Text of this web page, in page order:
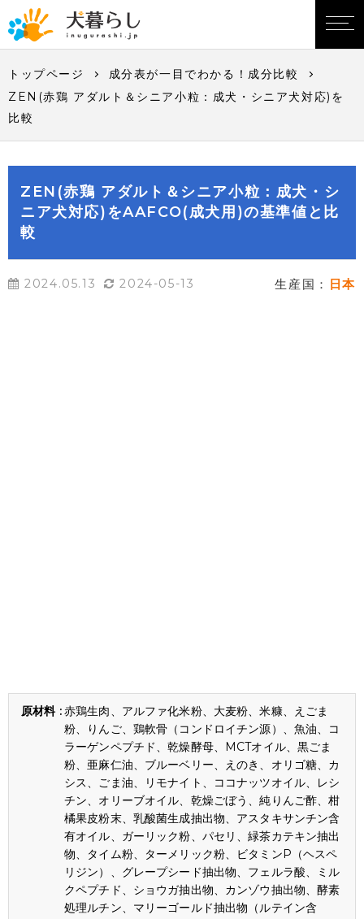
トップページ
成分表が一目でわかる！成分比較
ZEN(赤鶏 アダルト＆シニア小粒：成犬・シニア犬対応)を
比較
ZEN(赤鶏 アダルト＆シニア小粒：成犬・シ
ニア犬対応)をAAFCO(成犬用)の基準値と比
較
2024.05.13 2024-05-13 生産国： 日本
赤鶏生肉、アルファ化米粉、大麦粉、米糠、えごま
粉、りんご、鶏軟骨（コンドロイチン源）、魚油、コ
ラーゲンペプチド、乾燥酵母、MCTオイル、黒ごま
粉、亜麻仁油、ブルーベリー、えのき、オリゴ糖、カ
シス、ごま油、リモナイト、ココナッツオイル、レシ
チン、オリーブオイル、乾燥ごぼう、純りんご酢、柑
橘果皮粉末、乳酸菌生成抽出物、アスタキサンチン含
有オイル、ガーリック粉、パセリ、緑茶カテキン抽出
物、タイム粉、ターメリック粉、ビタミンP（ヘスペ
リジン）、グレープシード抽出物、フェルラ酸、ミル
クペプチド、ショウガ抽出物、カンゾウ抽出物、酵素
処理ルチン、マリーゴールド抽出物（ルテイン含